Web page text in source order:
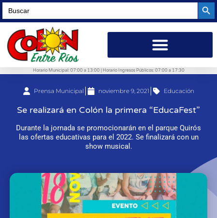
Search
for:
Horario Municipal: 07:00 a 13:00 | Horario Ingresos Públicos: 07:00 a 17:30
Prensa Municipal noviembre 9, 2021 Educación
Se realizará en Colón la primera “EducaFest”
Durante la jornada se promocionarán en el parque Quirós
las ofertas educativas para el 2022. Se finalizará con un
show musical.